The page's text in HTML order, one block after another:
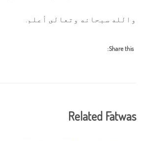
والله سبحانه وتعالى أعلم.
Share this:
Related Fatwas